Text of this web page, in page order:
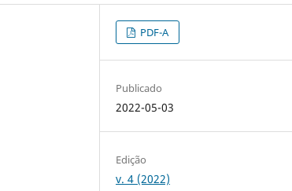
PDF-A
Publicado
2022-05-03
Edição
v. 4 (2022)